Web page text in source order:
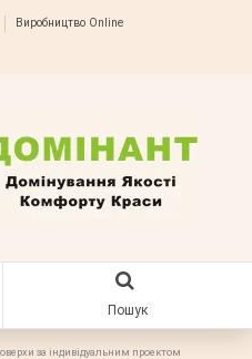
Виробництво Online
Пошук
за індивідуальним проектом